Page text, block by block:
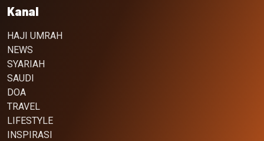
Kanal
HAJI UMRAH
NEWS
SYARIAH
SAUDI
DOA
TRAVEL
LIFESTYLE
INSPIRASI